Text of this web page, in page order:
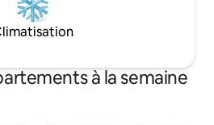
à la semaine